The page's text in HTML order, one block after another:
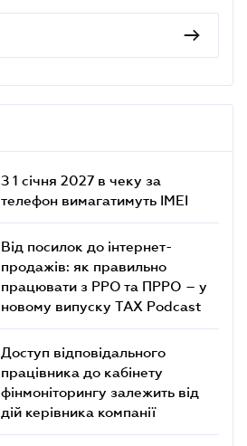
З 1 січня 2027 в чеку за
телефон вимагатимуть IMEI
Від посилок до інтернет-
продажів: як правильно
працювати з РРО та ПРРО – у
новому випуску TAX Podcast
Доступ відповідального
працівника до кабінету
фінмоніторингу залежить від
дій керівника компанії